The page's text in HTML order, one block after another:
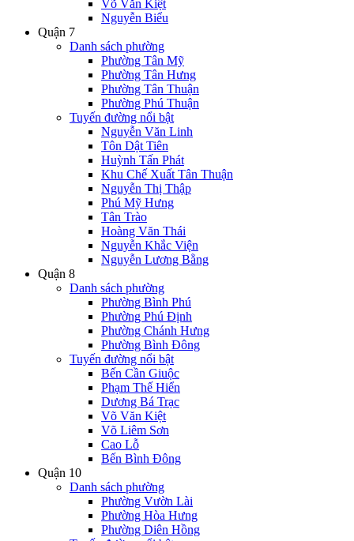
Võ Văn Kiệt
Nguyễn Biểu
Quận 7
Danh sách phường
Phường Tân Mỹ
Phường Tân Hưng
Phường Tân Thuận
Phường Phú Thuận
Tuyến đường nổi bật
Nguyễn Văn Linh
Tôn Dật Tiên
Huỳnh Tấn Phát
Khu Chế Xuất Tân Thuận
Nguyễn Thị Thập
Phú Mỹ Hưng
Tân Trào
Hoàng Văn Thái
Nguyễn Khắc Viện
Nguyễn Lương Bằng
Quận 8
Danh sách phường
Phường Bình Phú
Phường Phú Định
Phường Chánh Hưng
Phường Bình Đông
Tuyến đường nổi bật
Bến Cần Giuộc
Phạm Thế Hiển
Dương Bá Trạc
Võ Văn Kiệt
Võ Liêm Sơn
Cao Lỗ
Bến Bình Đông
Quận 10
Danh sách phường
Phường Vườn Lài
Phường Hòa Hưng
Phường Diên Hồng